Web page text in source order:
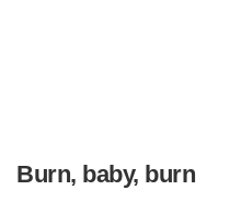
Burn, baby, burn